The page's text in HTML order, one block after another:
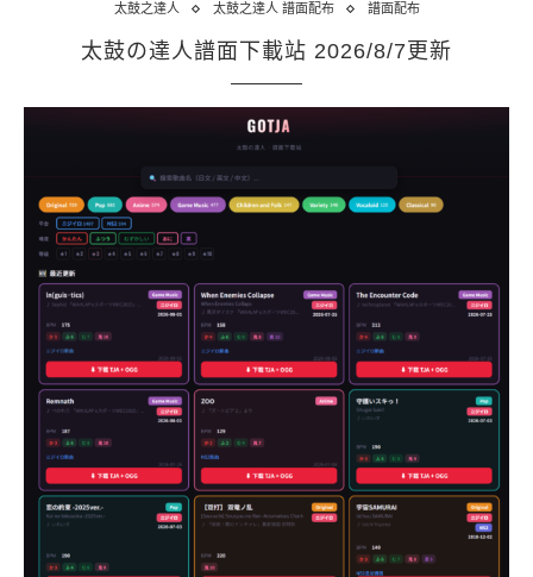
太鼓之達人 太鼓之達人 譜面配布 譜面配布
太鼓の達人譜面下載站 2026/8/7更新